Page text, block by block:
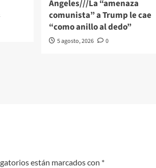
Angeles///La “amenaza
comunista” a Trump le cae
“como anillo al dedo”
5 agosto, 2026 0
están marcados con *